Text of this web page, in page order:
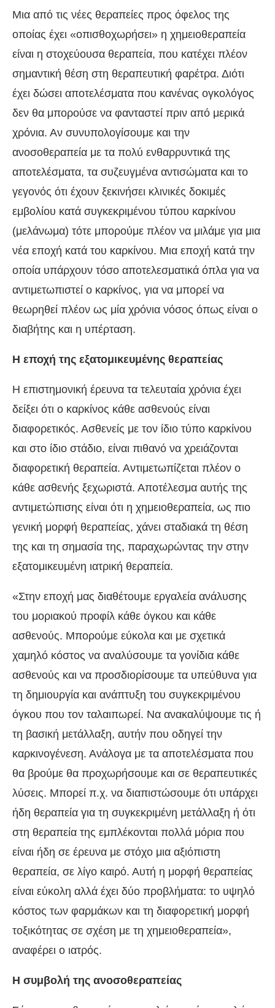
Μια από τις νέες θεραπείες προς όφελος της
οποίας έχει «οπισθοχωρήσει» η χημειοθεραπεία
είναι η στοχεύουσα θεραπεία, που κατέχει πλέον
σημαντική θέση στη θεραπευτική φαρέτρα. Διότι
έχει δώσει αποτελέσματα που κανένας ογκολόγος
δεν θα μπορούσε να φανταστεί πριν από μερικά
χρόνια. Αν συνυπολογίσουμε και την
ανοσοθεραπεία με τα πολύ ενθαρρυντικά της
αποτελέσματα, τα συζευγμένα αντισώματα και το
γεγονός ότι έχουν ξεκινήσει κλινικές δοκιμές
εμβολίου κατά συγκεκριμένου τύπου καρκίνου
(μελάνωμα) τότε μπορούμε πλέον να μιλάμε για μια
νέα εποχή κατά του καρκίνου. Μια εποχή κατά την
οποία υπάρχουν τόσο αποτελεσματικά όπλα για να
αντιμετωπιστεί ο καρκίνος, για να μπορεί να
θεωρηθεί πλέον ως μία χρόνια νόσος όπως είναι ο
διαβήτης και η υπέρταση.
Η εποχή της εξατομικευμένης θεραπείας
Η επιστημονική έρευνα τα τελευταία χρόνια έχει
δείξει ότι ο καρκίνος κάθε ασθενούς είναι
διαφορετικός. Ασθενείς με τον ίδιο τύπο καρκίνου
και στο ίδιο στάδιο, είναι πιθανό να χρειάζονται
διαφορετική θεραπεία. Αντιμετωπίζεται πλέον ο
κάθε ασθενής ξεχωριστά. Αποτέλεσμα αυτής της
αντιμετώπισης είναι ότι η χημειοθεραπεία, ως πιο
γενική μορφή θεραπείας, χάνει σταδιακά τη θέση
της και τη σημασία της, παραχωρώντας την στην
εξατομικευμένη ιατρική θεραπεία.
«Στην εποχή μας διαθέτουμε εργαλεία ανάλυσης
του μοριακού προφίλ κάθε όγκου και κάθε
ασθενούς. Μπορούμε εύκολα και με σχετικά
χαμηλό κόστος να αναλύσουμε τα γονίδια κάθε
ασθενούς και να προσδιορίσουμε τα υπεύθυνα για
τη δημιουργία και ανάπτυξη του συγκεκριμένου
όγκου που τον ταλαιπωρεί. Να ανακαλύψουμε τις ή
τη βασική μετάλλαξη, αυτήν που οδηγεί την
καρκινογένεση. Ανάλογα με τα αποτελέσματα που
θα βρούμε θα προχωρήσουμε και σε θεραπευτικές
λύσεις. Μπορεί π.χ. να διαπιστώσουμε ότι υπάρχει
ήδη θεραπεία για τη συγκεκριμένη μετάλλαξη ή ότι
στη θεραπεία της εμπλέκονται πολλά μόρια που
είναι ήδη σε έρευνα με στόχο μια αξιόπιστη
θεραπεία, σε λίγο καιρό. Αυτή η μορφή θεραπείας
είναι εύκολη αλλά έχει δύο προβλήματα: το υψηλό
κόστος των φαρμάκων και τη διαφορετική μορφή
τοξικότητας σε σχέση με τη χημειοθεραπεία»,
αναφέρει ο ιατρός.
Η συμβολή της ανοσοθεραπείας